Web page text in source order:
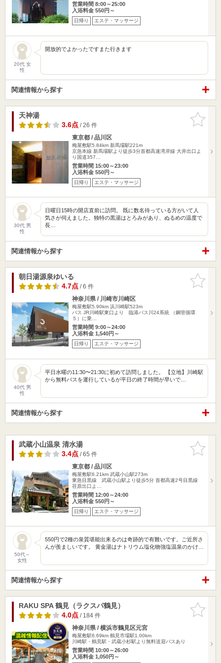
営業時間 8:00～25:00
入浴料金 550円～
日帰り エステ・マッサージ
20代 女
性
開放的でよかったですまた行きます
関連情報から探す
お気に入
りに追加
天神湯
3.6点/ 26 件
東京都 / 品川区
梅屋敷駅5.84km 新馬場駅221m
京急本線 新馬場駅より徒歩3分首都高速湾岸線 大井出口よ
り国道357…
営業時間 15:00～23:00
入浴料金 550円～
日帰り エステ・マッサージ
30代 男
性
日曜日15時の開店直前に訪問。 既に数名待っている方がいて人
気さが伺えました。独特の黒湯はとろみがあり、ぬるめの温度で
長…
関連情報から探す
お気に入
りに追加
朝日湯源泉ゆいる
4.7点/ 6 件
神奈川県 / 川崎市川崎区
梅屋敷駅5.90km 浜川崎駅523m
バス JR川崎駅東口より 臨港バス川24系統 （鋼管循環
５）に乗…
営業時間 9:00～24:00
入浴料金 1,540円～
日帰り エステ・マッサージ
40代 男
性
平日水曜の11:30〜21:30に初めて訪問しました。 【立地】川崎駅
から無料バスを運行しているが平日の終了時間が早いで…
関連情報から探す
お気に入
りに追加
武蔵小山温泉 清水湯
3.4点/ 65 件
東京都 / 品川区
梅屋敷駅6.21km 武蔵小山駅273m
東急目黒線 武蔵小山駅より徒歩5分 首都高速2号目黒線
荏原出口よ…
営業時間 12:00～24:00
入浴料金 550円～
日帰り エステ・マッサージ
50代～
女性
550円で2種の泉質堪能出来るのは奇跡的で有難いです。ご近所さ
んが羨ましいです。 黄金湯はナトリウム塩化物強塩温泉のかけ…
関連情報から探す
お気に入
りに追加
RAKU SPA 鶴見（ラクスパ鶴見）
4.0点/ 184 件
神奈川県 / 横浜市鶴見区元宮
梅屋敷駅6.69km 鶴見市場駅1.00km
川崎駅・鶴見駅・武蔵小杉駅より無料送迎バスあり
営業時間 10:00～26:00
入浴料金 1,050円～